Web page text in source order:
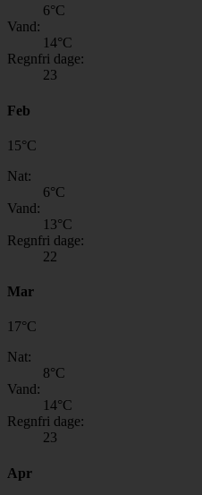
6°C
Vand:
14°C
Regnfri dage:
23
Feb
15°C
Nat:
6°C
Vand:
13°C
Regnfri dage:
22
Mar
17°C
Nat:
8°C
Vand:
14°C
Regnfri dage:
23
Apr